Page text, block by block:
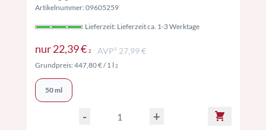
Artikelnummer: 09605259
Lieferzeit: Lieferzeit ca. 1-3 Werktage
nur22,39 € 2Preise inkl. MwSt. ggf. zzgl. Versand
AVP² 27,99 €
Grundpreis:447,80 €/ 1 l 2Preise inkl. MwSt. ggf. zzgl. Versand
50 ml
- +